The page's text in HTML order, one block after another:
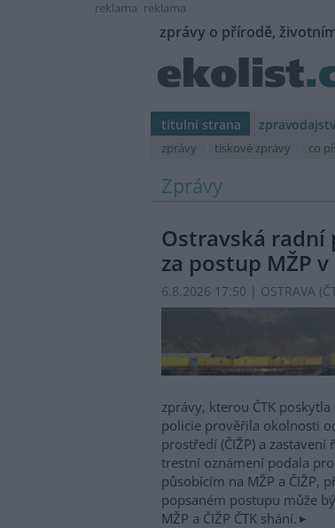
reklama reklama
zprávy o přírodě,
titulní strana
zprávy tiskové zprávy co
Zprávy
Ostravská
za postup MŽP
6.8.2026 17:50 | OSTRAVA (
zprávy, kterou ČTK
policie prověřila okolnosti
prostředí (ČIŽP) a
trestní oznámení podala
působícím na MŽP a ČIŽP,
popsaném postupu může
MŽP a ČIŽP ČTK shání.